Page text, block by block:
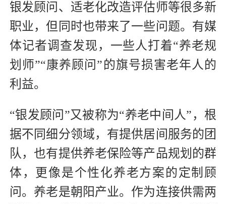
银发顾问、适老化改造评估师等很多新
职业，但同时也带来了一些问题。有媒
体记者调查发现，一些人打着“养老规
划师”“康养顾问”的旗号损害老年人的
利益。
“银发顾问”又被称为“养老中间人”，根
据不同细分领域，有提供居间服务的团
队，也有提供养老保险等产品规划的群
体，更像是个性化养老方案的定制顾
问。养老是朝阳产业。作为连接供需两